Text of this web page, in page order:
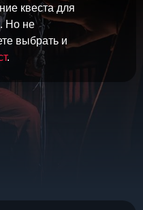
квеста для
Но не
выбрать и
.